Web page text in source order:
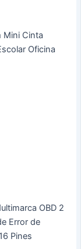
Mini Cinta
Oficina
OBD 2
Error de
Pines